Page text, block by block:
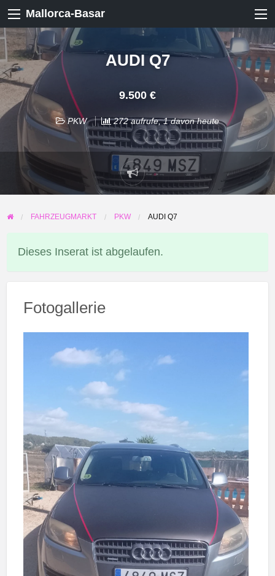
Mallorca-Basar
AUDI Q7
9.500 €
PKW 272 aufrufe, 1 davon heute
Problem
melden
FAHRZEUGMARKT PKW AUDI Q7
Dieses Inserat ist abgelaufen.
Fotogallerie